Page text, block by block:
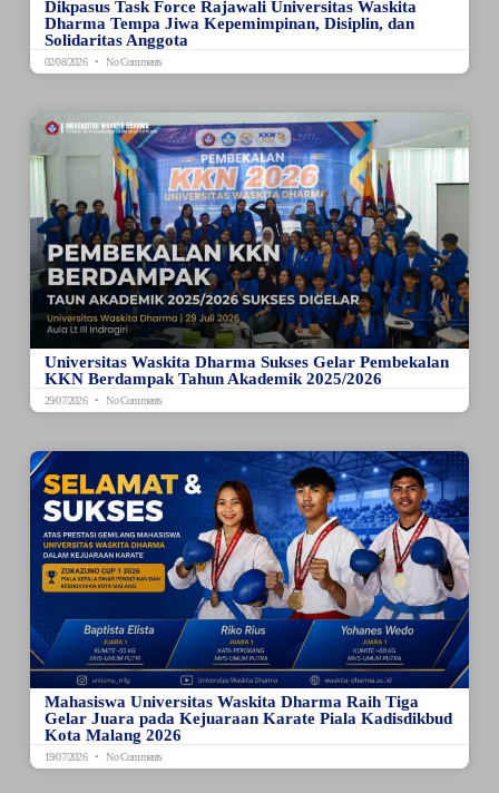
Dikpasus Task Force Rajawali Universitas Waskita
Dharma Tempa Jiwa Kepemimpinan, Disiplin, dan
Solidaritas Anggota
02/08/2026 No Comments
Universitas Waskita Dharma Sukses Gelar Pembekalan
KKN Berdampak Tahun Akademik 2025/2026
29/07/2026 No Comments
Mahasiswa Universitas Waskita Dharma Raih Tiga
Gelar Juara pada Kejuaraan Karate Piala Kadisdikbud
Kota Malang 2026
19/07/2026 No Comments